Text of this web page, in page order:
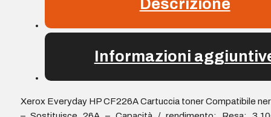
Descrizione
Informazioni
Xerox Everyday HP CF226A Cartuccia toner Compatibile